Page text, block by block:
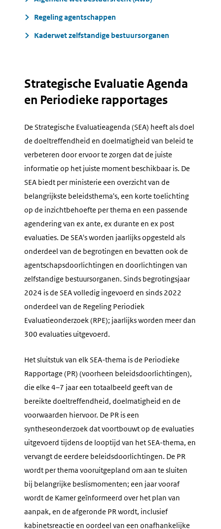
Regeling agentschappen
Kaderwet zelfstandige bestuursorganen
Strategische Evaluatie Agenda
en Periodieke rapportages
De Strategische Evaluatieagenda (SEA) heeft als doel
de doeltreffendheid en doelmatigheid van beleid te
verbeteren door ervoor te zorgen dat de juiste
informatie op het juiste moment beschikbaar is. De
SEA biedt per ministerie een overzicht van de
belangrijkste beleidsthema's, een korte toelichting
op de inzichtbehoefte per thema en een passende
agendering van ex ante, ex durante en ex post
evaluaties. De SEA's worden jaarlijks opgesteld als
onderdeel van de begrotingen en bevatten ook de
agentschapsdoorlichtingen en doorlichtingen van
zelfstandige bestuursorganen. Sinds begrotingsjaar
2024 is de SEA volledig ingevoerd en sinds 2022
onderdeel van de Regeling Periodiek
Evaluatieonderzoek (RPE); jaarlijks worden meer dan
300 evaluaties uitgevoerd.
Het sluitstuk van elk SEA-thema is de Periodieke
Rapportage (PR) (voorheen beleidsdoorlichtingen),
die elke 4–7 jaar een totaalbeeld geeft van de
bereikte doeltreffendheid, doelmatigheid en de
voorwaarden hiervoor. De PR is een
syntheseonderzoek dat voortbouwt op de evaluaties
uitgevoerd tijdens de looptijd van het SEA-thema, en
vervangt de eerdere beleidsdoorlichtingen. De PR
wordt per thema vooruitgepland om aan te sluiten
bij belangrijke beslismomenten; een jaar vooraf
wordt de Kamer geïnformeerd over het plan van
aanpak, en de afgeronde PR wordt, inclusief
kabinetsreactie en oordeel van een onafhankelijke